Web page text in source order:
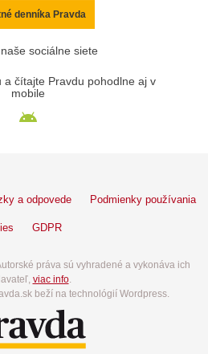
denníka Pravda
sociálne siete
a čítajte Pravdu pohodlne aj v
mobile
a odpovede Podmienky používania
GDPR
práva sú vyhradené a vykonáva ich
viac info.
beží na technológií Wordpress.